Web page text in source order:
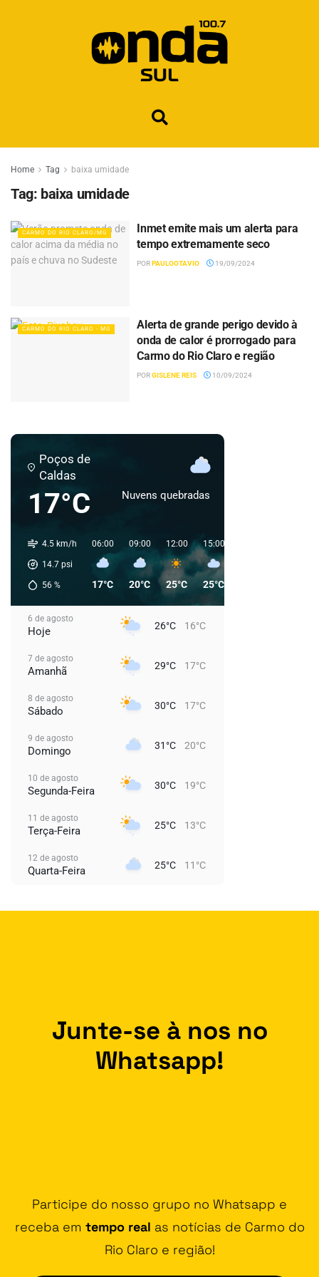
Home Tag baixa umidade
Tag: baixa umidade
CARMO DO RIO CLARO/MG
Inmet emite mais um alerta para
tempo extremamente seco
PORPAULOOTAVIO 19/09/2024
CARMO DO RIO CLARO - MG
Alerta de grande perigo devido à
onda de calor é prorrogado para
Carmo do Rio Claro e região
PORGISLENE REIS 10/09/2024
Poços de
Caldas
17°C Nuvens quebradas
4.5 km/h
14.7 psi
56 %
06:00
17°C
09:00
20°C
12:00
25°C
15:00
25°C
6 de agosto
Hoje 26°C 16°C
7 de agosto
Amanhã 29°C 17°C
8 de agosto
Sábado 30°C 17°C
9 de agosto
Domingo 31°C 20°C
10 de agosto
Segunda-Feira 30°C 19°C
11 de agosto
Terça-Feira 25°C 13°C
12 de agosto
Quarta-Feira 25°C 11°C
Junte-se à nos no
Whatsapp!
Participe do nosso grupo no Whatsapp e
receba em tempo real as notícias de Carmo do
Rio Claro e região!